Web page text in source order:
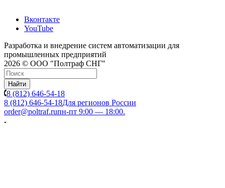
Вконтакте
YouTube
Разработка и внедрение систем автоматизации для
промышленных предприятий
2026 © ООО "Полтраф СНГ"
Найти
8 (812) 646-54-18
8 (812) 646-54-18Для регионов России
order@poltraf.ruпн-пт 9:00 — 18:00.